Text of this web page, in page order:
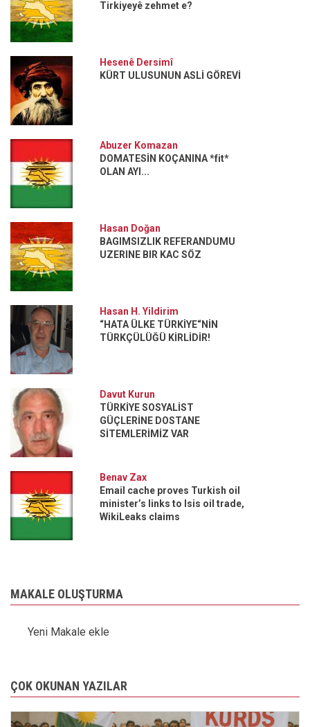
Tirkiyeyê zehmet e?
Hesenê Dersimî
KÜRT ULUSUNUN ASLİ GÖREVİ
Abuzer Komazan
DOMATESİN KOÇANINA *fit*
OLAN AYI...
Hasan Doğan
BAGIMSIZLIK REFERANDUMU
UZERINE BIR KAC SÖZ
Hasan H. Yildirim
“HATA ÜLKE TÜRKİYE“NİN
TÜRKÇÜLÜĞÜ KİRLİDİR!
Davut Kurun
TÜRKİYE SOSYALİST
GÜÇLERİNE DOSTANE
SİTEMLERİMİZ VAR
Benav Zax
Email cache proves Turkish oil
minister’s links to Isis oil trade,
WikiLeaks claims
MAKALE OLUŞTURMA
Yeni Makale ekle
ÇOK OKUNAN YAZILAR